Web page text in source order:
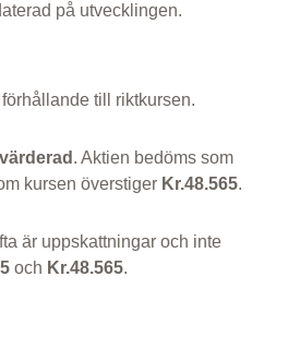
på utvecklingen.
förhållande till riktkursen.
. Aktien bedöms som
kursen överstiger Kr.48.565.
är uppskattningar och inte
och Kr.48.565.